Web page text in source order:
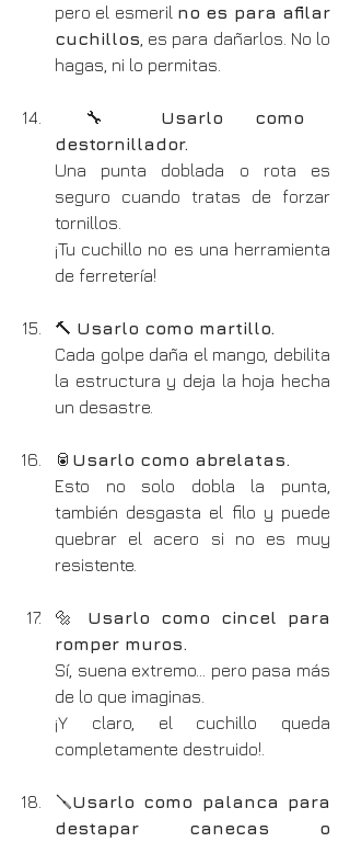
pero el esmeril no es para afilar
cuchillos , es para dañarlos. No lo
hagas, ni lo permitas.
🔧 Usarlo como
destornillador.
Una punta doblada o rota es
seguro cuando tratas de forzar
tornillos.
¡Tu cuchillo no es una herramienta
de ferretería!
🔨 Usarlo como martillo.
Cada golpe daña el mango, debilita
la estructura y deja la hoja hecha
un desastre.
🥫 Usarlo como abrelatas.
Esto no solo dobla la punta,
también desgasta el filo y puede
quebrar el acero si no es muy
resistente.
🔩 Usarlo como cincel para
romper muros.
Sí, suena extremo… pero pasa más
de lo que imaginas.
¡Y claro, el cuchillo queda
completamente destruido!.
🪛Usarlo como palanca para
destapar canecas o